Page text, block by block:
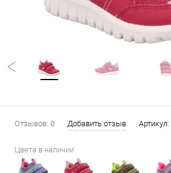
Отзывов: 0 Добавить отзыв Артикул:
Цвета в наличии